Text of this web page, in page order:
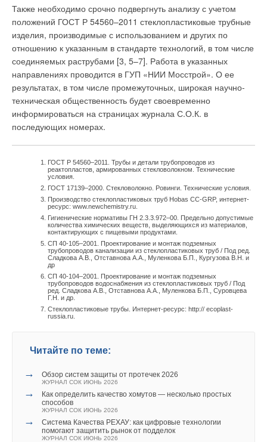
Также необходимо срочно подвергнуть анализу с учетом
положений ГОСТ Р 54560–2011 стеклопластиковые трубные
изделия, производимые с использованием и других по
отношению к указанным в стандарте технологий, в том числе
соединяемых раструбами [3, 5–7]. Работа в указанных
направлениях проводится в ГУП «НИИ Мосстрой». О ее
результатах, в том числе промежуточных, широкая научно-
техническая общественность будет своевременно
информироваться на страницах журнала С.О.К. в
последующих номерах.
ГОСТ Р 54560–2011. Трубы и детали трубопроводов из
реактопластов, армированных стекловолокном. Технические
условия.
ГОСТ 17139–2000. Стекловолокно. Ровинги. Технические условия.
Производство стеклопластиковых труб Hobas CC-GRP, интернет-
ресурс: www.newchemistry.ru.
Гигиенические нормативы ГН 2.3.3.972–00. Предельно допустимые
количества химических веществ, выделяющихся из материалов,
контактирующих с пищевыми продуктами.
СП 40-105–2001. Проектирование и монтаж подземных
трубопроводов канализации из стеклопластиковых труб / Под ред.
Сладкова А.В., Отставнова А.А., Муленкова Б.П., Кургузова В.Н. и
др
СП 40-104–2001. Проектирование и монтаж подземных
трубопроводов водоснабжения из стеклопластиковых труб / Под
ред. Сладкова А.В., Отставнова А.А., Муленкова Б.П., Суровцева
Г.Н. и др.
Стеклопластиковые трубы. Интернет-ресурс: http:// ecoplast-
russia.ru.
Читайте по теме:
→ Обзор систем защиты от протечек 2026
ЖУРНАЛ СОК ИЮНЬ 2026
→
Как определить качество хомутов — несколько простых
способов
ЖУРНАЛ СОК ИЮНЬ 2026
→
Система Качества РЕХАУ: как цифровые технологии
помогают защитить рынок от подделок
ЖУРНАЛ СОК ИЮНЬ 2026